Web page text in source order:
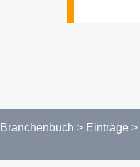
Branchenbuch > Einträge >